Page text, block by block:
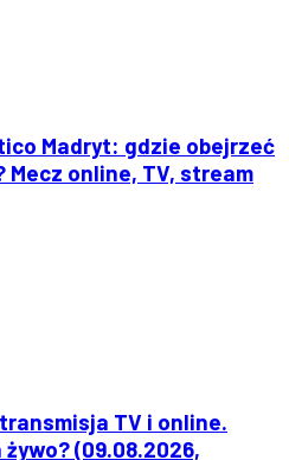
Madryt: gdzie obejrzeć
online, TV, stream
TV i online.
(09.08.2026,